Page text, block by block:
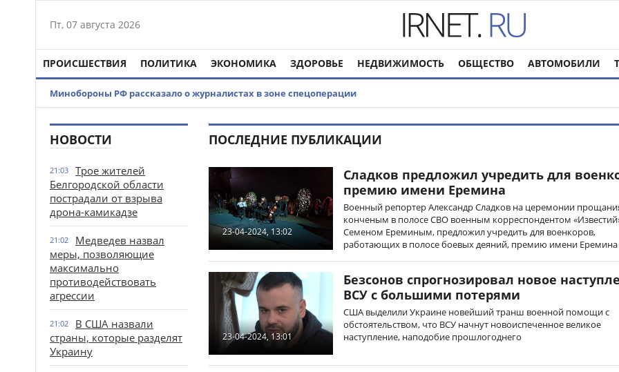
Пт, 07 августа 2026
ПРОИСШЕСТВИЯ ПОЛИТИКА ЭКОНОМИКА ЗДОРОВЬЕ НЕДВИЖИМОСТЬ ОБЩЕСТВО АВТОМОБИЛИ
Минобороны РФ рассказало о журналистах в зоне спецоперации
НОВОСТИ
21:03
Трое жителей
Белгородской области
пострадали от взрыва
дрона-камикадзе
21:02
Медведев назвал
меры, позволяющие
максимально
противодействовать
агрессии
21:02
В США назвали
страны, которые разделят
Украину
ПОСЛЕДНИЕ ПУБЛИКАЦИИ
23-04-2024, 13:02
Сладков предложил учредить для
премию имени Еремина
Военный репортер Александр Сладков на церемонии
конченым в полосе СВО военным корреспондентом
Семеном Ереминым, предложил учредить для военкоров,
работающих в полосе боевых деяний, премию имени Еремина
23-04-2024, 13:01
Безсонов спрогнозировал новое
ВСУ с большими потерями
США выделили Украине новейший транш военной помощи с
обстоятельством, что ВСУ начнут новоиспеченное великое
наступление, наподобие прошлогоднего